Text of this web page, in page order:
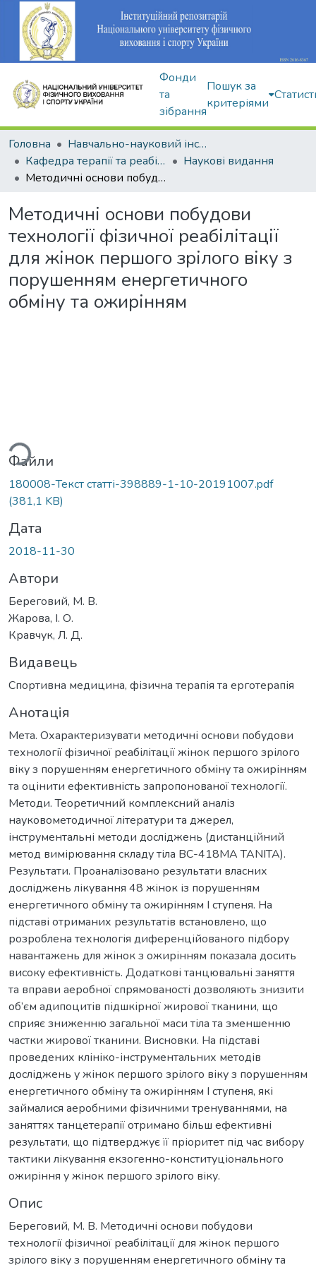
Фонди
та
зібрання
Пошук за
критеріями
Головна
Навчально-науковий інститут здоров'я, реабілітації та фізичного виховання
Кафедра терапії та реабілітації
Наукові видання
Методичні основи побудови технології фізичної реабілітації для жінок першого зрілого віку з порушенням енергетичного обміну та ожирінням
Методичні основи побудови
технології фізичної реабілітації
для жінок першого зрілого віку з
порушенням енергетичного
обміну та ожирінням
Файли
180008-Текст статті-398889-1-10-20191007.pdf
(381,1 KB)
Дата
2018-11-30
Автори
Береговий, М. В.
Жарова, І. О.
Кравчук, Л. Д.
Видавець
Спортивна медицина, фізична терапія та ерготерапія
Анотація
Мета. Охарактеризувати методичні основи побудови
технології фізичної реабілітації жінок першого зрілого
віку з порушенням енергетичного обміну та ожирінням
та оцінити ефективність запропонованої технології.
Методи. Теоретичний комплексний аналіз
науковометодичної літератури та джерел,
інструментальні методи досліджень (дистанційний
метод вимірювання складу тіла BC-418MA TANITA).
Результати. Проаналізовано результати власних
досліджень лікування 48 жінок із порушенням
енергетичного обміну та ожирінням I ступеня. На
підставі отриманих результатів встановлено, що
розроблена технологія диференційованого підбору
навантажень для жінок з ожирінням показала досить
високу ефективність. Додаткові танцювальні заняття
та вправи аеробної спрямованості дозволяють знизити
об’єм адипоцитів підшкірної жирової тканини, що
сприяє зниженню загальної маси тіла та зменшенню
частки жирової тканини. Висновки. На підставі
проведених клініко-інструментальних методів
досліджень у жінок першого зрілого віку з порушенням
енергетичного обміну та ожирінням I ступеня, які
займалися аеробними фізичними тренуваннями, на
заняттях танцетерапії отримано більш ефективні
результати, що підтверджує її пріоритет під час вибору
тактики лікування екзогенно-конституціонального
ожиріння у жінок першого зрілого віку.
Опис
Береговий, М. В. Методичні основи побудови
технології фізичної реабілітації для жінок першого
зрілого віку з порушенням енергетичного обміну та